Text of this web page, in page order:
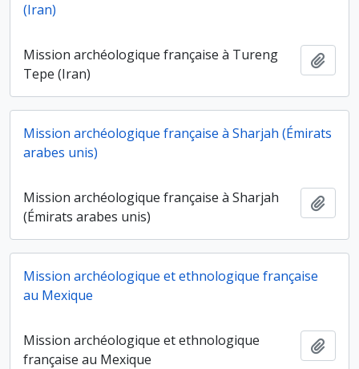
(Iran)
Mission archéologique française à Tureng
Tepe (Iran)
Mission archéologique française à Sharjah (Émirats
arabes unis)
Mission archéologique française à Sharjah
(Émirats arabes unis)
Mission archéologique et ethnologique française
au Mexique
Mission archéologique et ethnologique
française au Mexique